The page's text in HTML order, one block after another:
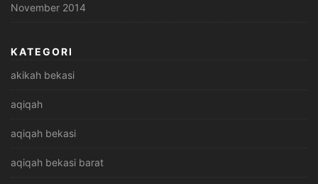
November 2014
KATEGORI
akikah bekasi
aqiqah
aqiqah bekasi
aqiqah bekasi barat